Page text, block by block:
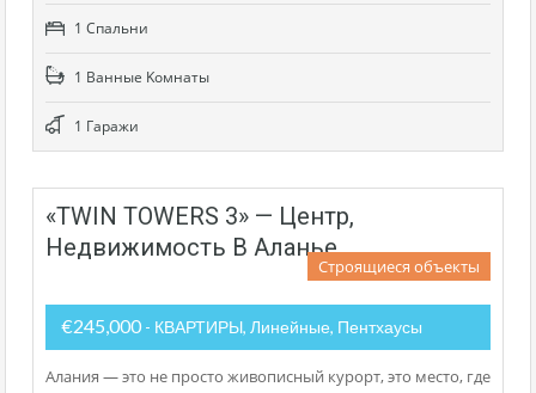
1 Cпальни
1 Bанные Kомнаты
1 Гаражи
«TWIN TOWERS 3» — Центр,
Недвижимость В Аланье
Строящиеся объекты
€245,000 - КВАРТИРЫ, Линейные, Пентхаусы
Алания — это не просто живописный курорт, это место, где